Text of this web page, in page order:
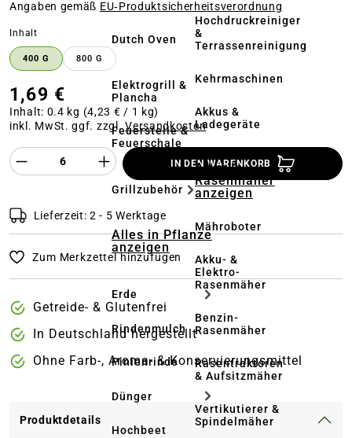
Dutch Oven
Elektrogrill &
Plancha
Feuerstelle &
Feuerschale
Grillzubehör
Alles in Pflanze
anzeigen
Erde
Rindenmulch
Pinienrinde
Dünger
Hochbeet
Hochdruckreiniger
&
Terrassenreinigung
Kehrmaschinen
Akkus &
Ladegeräte
Alles in
Rasenmäher
anzeigen
Mähroboter
Akku- &
Elektro-
Rasenmäher
Benzin-
Rasenmäher
Rasentraktoren
& Aufsitzmäher
Vertikutierer &
Spindelmäher
Angaben gemäß EU‑Produktsicherheitsverordnung
Inhalt
400 G 800 G
1,69 €
Inhalt: 0.4 kg (4,23 € / 1 kg)
inkl. MwSt. ggf. zzgl.Versandkosten
Produkt Anzahl des Produktes
IN DEN WARENKORB
Lieferzeit: 2 - 5 Werktage
Zum Merkzettel hinzufügen
Getreide- & Glutenfrei
In Deutschland hergestellt
Ohne Farb-, Aroma- & Konservierungsmittel
Produktdetails